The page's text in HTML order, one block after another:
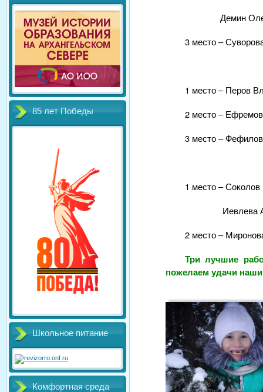
85 лет Победы
Школьное питание
Комфортная среда
Демин Олег,
3 место –
1 место – Перов
2 место –
3 место –
1 место –
Иевлева
2 место –
Три лучшие
пожелаем удачи